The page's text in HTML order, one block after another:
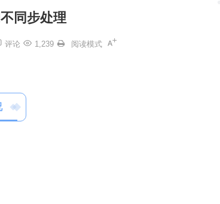
同步处理
评论 1,239 阅读模式